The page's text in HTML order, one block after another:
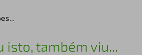
isto, também viu...